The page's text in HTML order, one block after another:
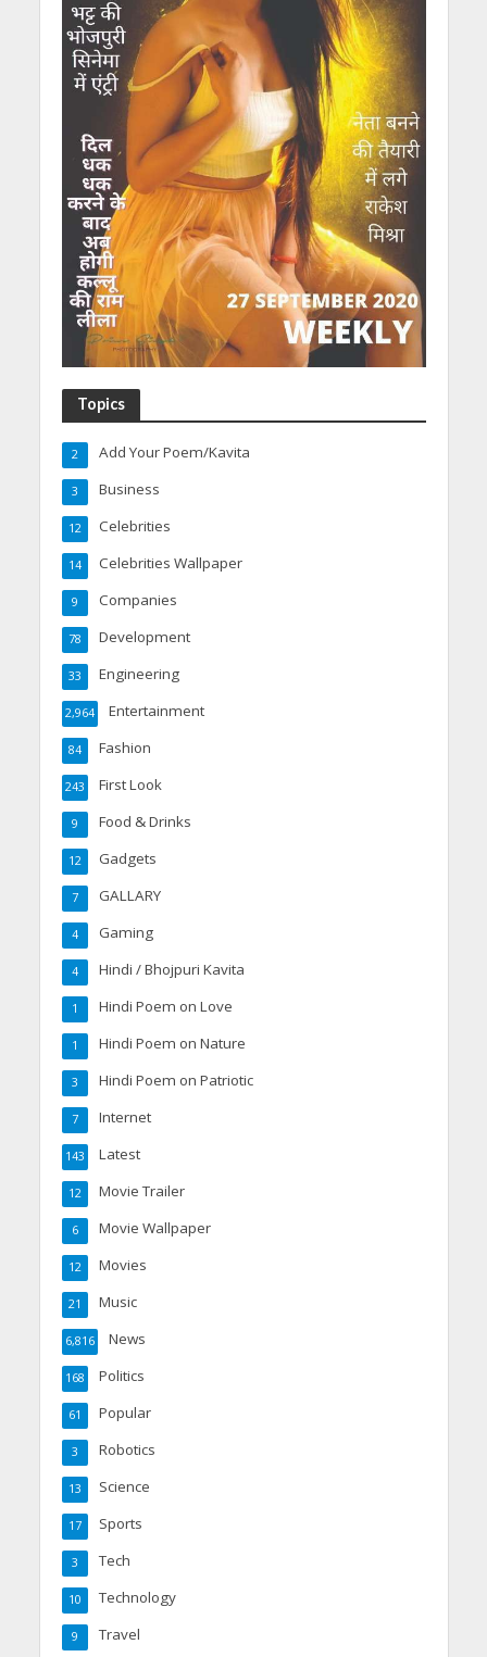
Topics
Add Your Poem/Kavita
2
Business
3
Celebrities
12
Celebrities Wallpaper
14
Companies
9
Development
78
Engineering
33
Entertainment
2,964
Fashion
84
First Look
243
Food & Drinks
9
Gadgets
12
GALLARY
7
Gaming
4
Hindi / Bhojpuri Kavita
4
Hindi Poem on Love
1
Hindi Poem on Nature
1
Hindi Poem on Patriotic
3
Internet
7
Latest
143
Movie Trailer
12
Movie Wallpaper
6
Movies
12
Music
21
News
6,816
Politics
168
Popular
61
Robotics
3
Science
13
Sports
17
Tech
3
Technology
10
Travel
9